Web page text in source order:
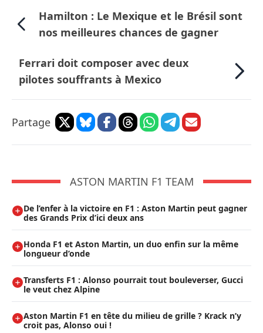
Hamilton : Le Mexique et le Brésil sont
nos meilleures chances de gagner
Ferrari doit composer avec deux
pilotes souffrants à Mexico
Partage
ASTON MARTIN F1 TEAM
De l’enfer à la victoire en F1 : Aston Martin peut gagner
des Grands Prix d’ici deux ans
Honda F1 et Aston Martin, un duo enfin sur la même
longueur d’onde
Transferts F1 : Alonso pourrait tout bouleverser, Gucci
le veut chez Alpine
Aston Martin F1 en tête du milieu de grille ? Krack n’y
croit pas, Alonso oui !